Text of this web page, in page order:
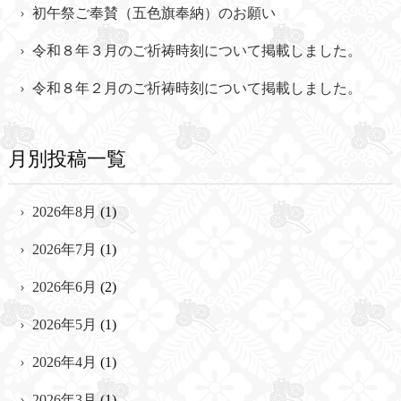
初午祭ご奉賛（五色旗奉納）のお願い
令和８年３月のご祈祷時刻について掲載しました。
令和８年２月のご祈祷時刻について掲載しました。
月別投稿一覧
2026年8月 (1)
2026年7月 (1)
2026年6月 (2)
2026年5月 (1)
2026年4月 (1)